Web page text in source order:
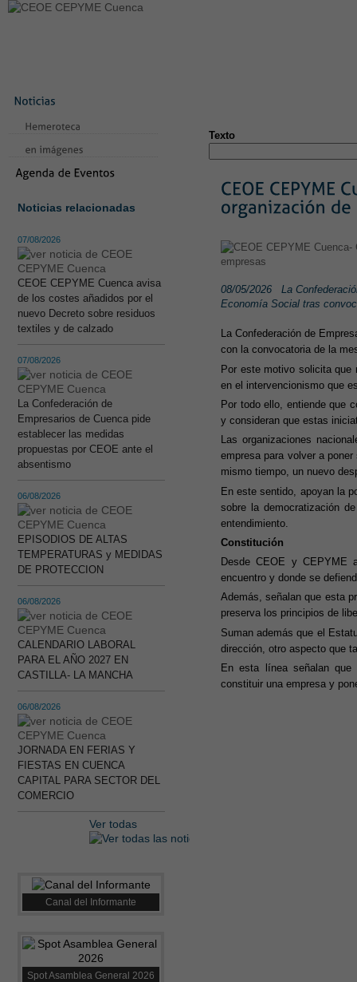
Noticias relacionadas
07/08/2026
CEOE CEPYME Cuenca avisa
de los costes añadidos por el
nuevo Decreto sobre residuos
textiles y de calzado
07/08/2026
La Confederación de
Empresarios de Cuenca pide
establecer las medidas
propuestas por CEOE ante el
absentismo
06/08/2026
EPISODIOS DE ALTAS
TEMPERATURAS y MEDIDAS
DE PROTECCION
06/08/2026
CALENDARIO LABORAL
PARA EL AÑO 2027 EN
CASTILLA- LA MANCHA
06/08/2026
JORNADA EN FERIAS Y
FIESTAS EN CUENCA
CAPITAL PARA SECTOR DEL
COMERCIO
Ver todas
Canal del Informante
Spot Asamblea General 2026
Texto
08/05/2026
La
Economía Social tras
La Confederación de
con la convocatoria de la
Por este motivo solicita que
en el intervencionismo que
Por todo ello, entiende que
y consideran que estas
Las organizaciones
empresa para volver a
mismo tiempo, un nuevo
En este sentido, apoyan la
sobre la democratización
entendimiento.
Constitución
Desde CEOE y CEPYME
encuentro y donde se
Además, señalan que esta
preserva los principios de
Suman además que el
dirección, otro aspecto que
En esta línea señalan que
constituir una empresa y